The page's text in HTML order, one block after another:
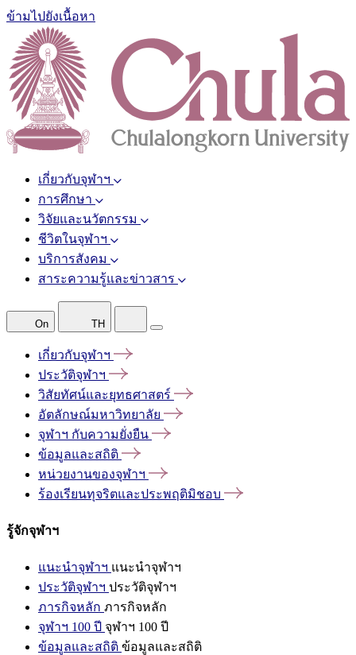
ข้ามไปยังเนื้อหา
เกี่ยวกับจุฬาฯ
การศึกษา
วิจัยและนวัตกรรม
ชีวิตในจุฬาฯ
บริการสังคม
สาระความรู้และข่าวสาร
On TH
เกี่ยวกับจุฬาฯ
ประวัติจุฬาฯ
วิสัยทัศน์และยุทธศาสตร์
อัตลักษณ์มหาวิทยาลัย
จุฬาฯ กับความยั่งยืน
ข้อมูลและสถิติ
หน่วยงานของจุฬาฯ
ร้องเรียนทุจริตและประพฤติมิชอบ
รู้จักจุฬาฯ
แนะนำจุฬาฯ แนะนำจุฬาฯ
ประวัติจุฬาฯ ประวัติจุฬาฯ
ภารกิจหลัก ภารกิจหลัก
จุฬาฯ 100 ปี จุฬาฯ 100 ปี
ข้อมูลและสถิติ ข้อมูลและสถิติ